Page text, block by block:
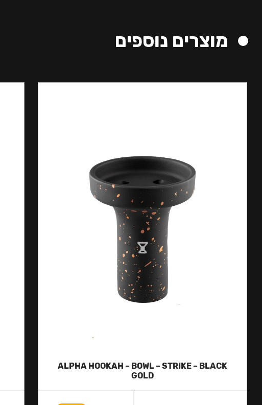
מוצרים נוספים
ALPHA HOOKAH – BOWL – STRIKE – BLACK
GOLD